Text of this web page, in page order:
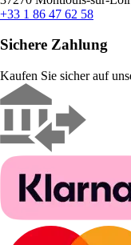
+33 1 86 47 62 58
Sichere Zahlung
Kaufen Sie sicher auf